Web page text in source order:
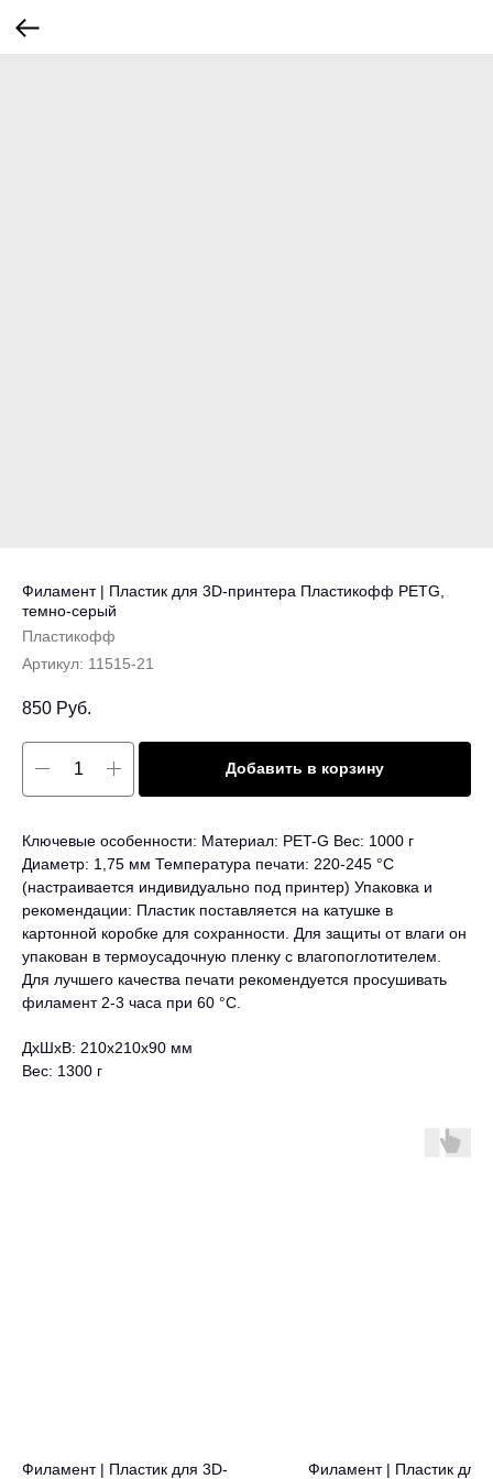
Филамент | Пластик для 3D-принтера Пластикофф PETG,
темно-серый
Пластикофф
Артикул: 11515-21
850 Руб.
Добавить в корзину
Ключевые особенности: Материал: PET-G Вес: 1000 г
Диаметр: 1,75 мм Температура печати: 220-245 °C
(настраивается индивидуально под принтер) Упаковка и
рекомендации: Пластик поставляется на катушке в
картонной коробке для сохранности. Для защиты от влаги он
упакован в термоусадочную пленку с влагопоглотителем.
Для лучшего качества печати рекомендуется просушивать
филамент 2-3 часа при 60 °C.
ДxШxВ: 210x210x90 мм
Вес: 1300 г
Филамент | Пластик для 3D- Филамент | Пластик для